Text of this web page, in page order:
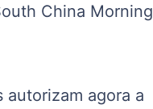
China Morning
autorizam agora a